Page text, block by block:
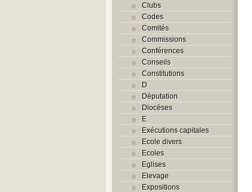
Clubs
Codes
Comités
Commissions
Conférences
Conseils
Constitutions
D
Députation
Diocèses
E
Exécutions capitales
Ecole divers
Ecoles
Eglises
Elevage
Expositions